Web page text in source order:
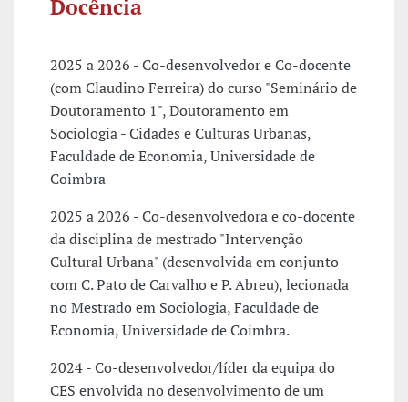
Docência
2025 a 2026 - Co-desenvolvedor e Co-docente
(com Claudino Ferreira) do curso "Seminário de
Doutoramento 1", Doutoramento em
Sociologia - Cidades e Culturas Urbanas,
Faculdade de Economia, Universidade de
Coimbra
2025 a 2026 - Co-desenvolvedora e co-docente
da disciplina de mestrado "Intervenção
Cultural Urbana" (desenvolvida em conjunto
com C. Pato de Carvalho e P. Abreu), lecionada
no Mestrado em Sociologia, Faculdade de
Economia, Universidade de Coimbra.
2024 - Co-desenvolvedor/líder da equipa do
CES envolvida no desenvolvimento de um